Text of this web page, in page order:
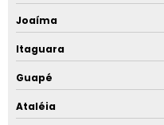
Joaíma
Itaguara
Guapé
Ataléia